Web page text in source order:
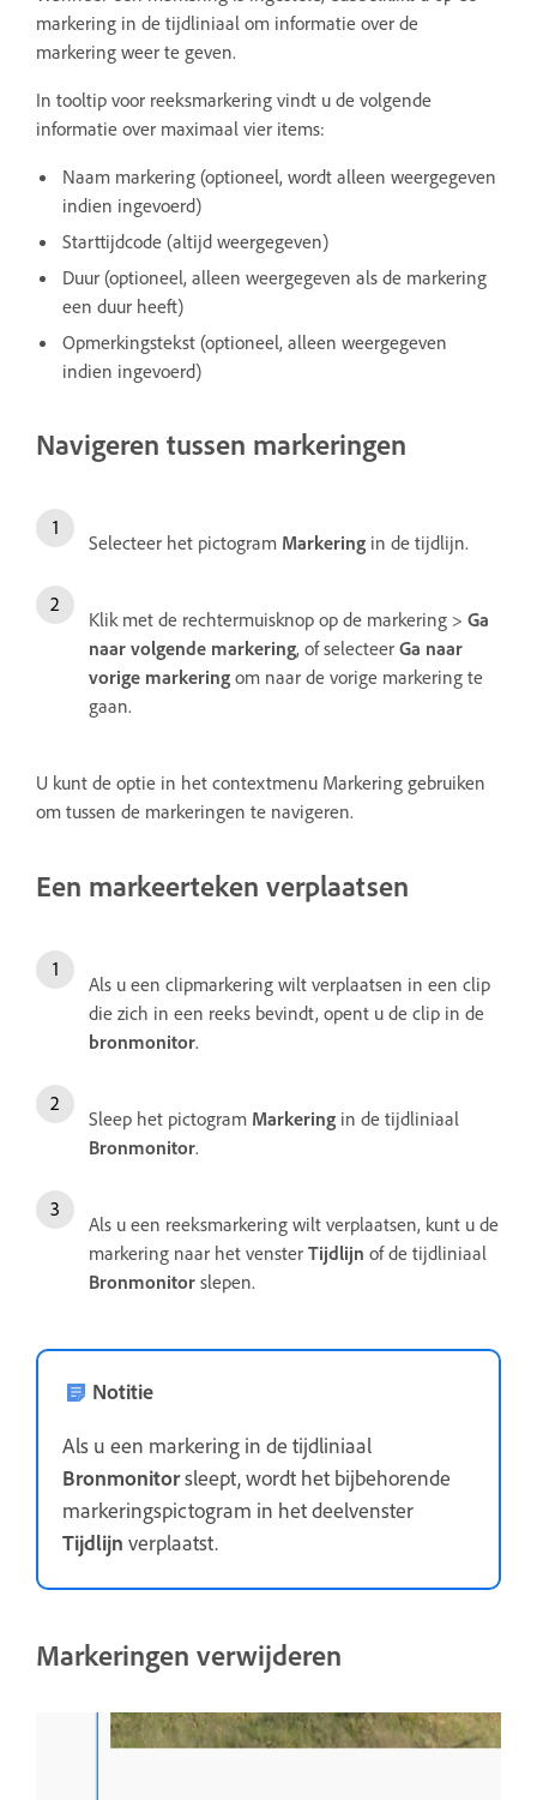
markering in de tijdliniaal om informatie over de
markering weer te geven.
In tooltip voor reeksmarkering vindt u de volgende
informatie over maximaal vier items:
Naam markering (optioneel, wordt alleen weergegeven
indien ingevoerd)
Starttijdcode (altijd weergegeven)
Duur (optioneel, alleen weergegeven als de markering
een duur heeft)
Opmerkingstekst (optioneel, alleen weergegeven
indien ingevoerd)
Navigeren tussen markeringen
Selecteer het pictogram Markering in de tijdlijn.
Klik met de rechtermuisknop op de markering > Ga
naar volgende markering, of selecteer Ga naar
vorige markering om naar de vorige markering te
gaan.
U kunt de optie in het contextmenu Markering gebruiken
om tussen de markeringen te navigeren.
Een markeerteken verplaatsen
Als u een clipmarkering wilt verplaatsen in een clip
die zich in een reeks bevindt, opent u de clip in de
bronmonitor.
Sleep het pictogram Markering in de tijdliniaal
Bronmonitor.
Als u een reeksmarkering wilt verplaatsen, kunt u de
markering naar het venster Tijdlijn of de tijdliniaal
Bronmonitor slepen.
Notitie
Als u een markering in de tijdliniaal
Bronmonitorsleept, wordt het bijbehorende
markeringspictogram in het deelvenster
Tijdlijn verplaatst.
Markeringen verwijderen